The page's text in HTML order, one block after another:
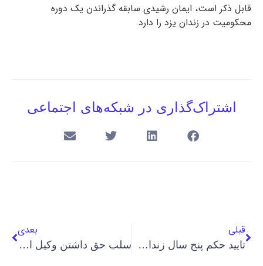
قابل ذکر است، ایمان رشیدی سابقه گذراندن یک دوره
محکومیت در زندان یزد را دارد.
اشتراک‌گذاری در شبکه‌های اجتماعی
قبلی
تایید حکم پنج سال زندان شادی شهیدزاده، شهروند بهایی
بعدی
سلب حق داشتن وکیل اختیاری از دو شهروند بهایی در مشهد